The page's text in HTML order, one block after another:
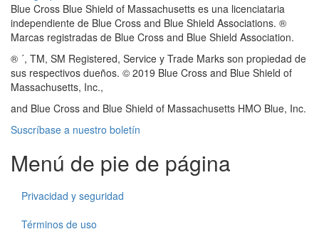
Blue Cross Blue Shield of Massachusetts es una licenciataria
independiente de Blue Cross and Blue Shield Associations. ®
Marcas registradas de Blue Cross and Blue Shield Association.
® ´, TM, SM Registered, Service y Trade Marks son propiedad de
sus respectivos dueños. © 2019 Blue Cross and Blue Shield of
Massachusetts, Inc.,
and Blue Cross and Blue Shield of Massachusetts HMO Blue, Inc.
Suscríbase a nuestro boletín
Menú de pie de página
Privacidad y seguridad
Términos de uso